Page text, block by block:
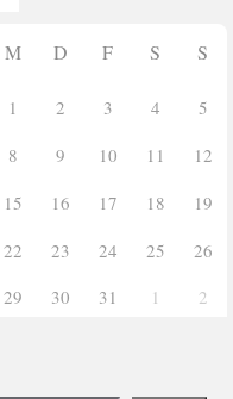
M D F S S
1 2 3 4
5
8 9 10 11
12
15 16 17 18
19
22 23 24 25
26
29 30 31 1 2